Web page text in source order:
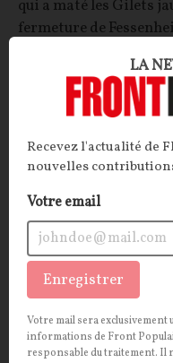
qui a maté les Gilets
fermeture de
La
OPINIONSPOLITIQUE
LA
Recevez l'actualité de
nouvelles
Votre email
Enregistrer
Votre mail sera
informations de Front
responsable du traitement. Il